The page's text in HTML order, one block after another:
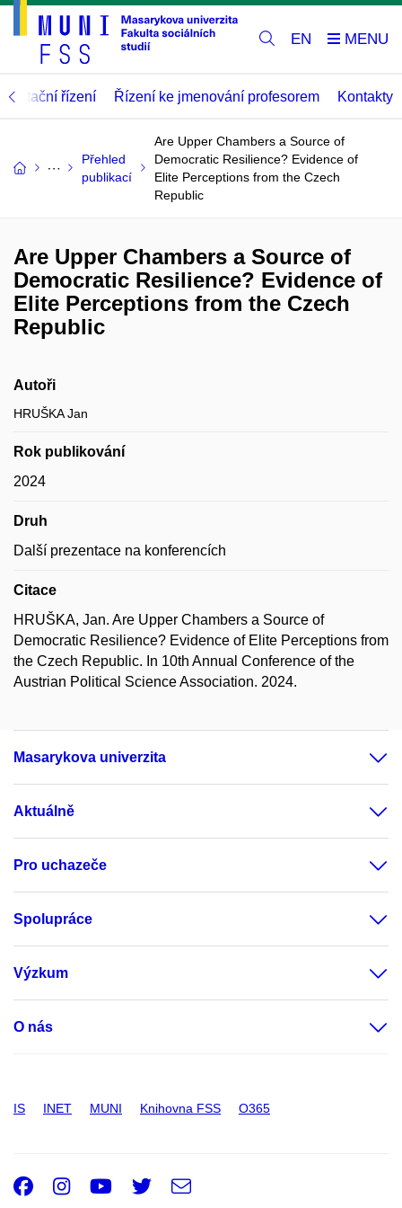
EN
řízení Řízení ke jmenování profesorem Kontakty
Přehled
publikací
Are Upper Chambers a Source of
Democratic Resilience? Evidence of
Elite Perceptions from the Czech
Republic
Are Upper Chambers a Source of
Democratic Resilience? Evidence of
Elite Perceptions from the Czech
Republic
Autoři
HRUŠKA Jan
Rok publikování
2024
Druh
Další prezentace na konferencích
Citace
HRUŠKA, Jan. Are Upper Chambers a Source of
Democratic Resilience? Evidence of Elite Perceptions from
the Czech Republic. In 10th Annual Conference of the
Austrian Political Science Association. 2024.
Masarykova univerzita
Aktuálně
Pro uchazeče
Spolupráce
Výzkum
O nás
IS INET MUNI Knihovna FSS O365
Facebook
Instagram
Youtube
Twitter
e-